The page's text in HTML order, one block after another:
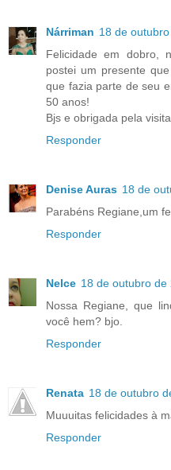
Nárriman 18 de
Felicidade em dobro,
postei um presente
que fazia parte de seu
50 anos!
Bjs e obrigada pela
Responder
Denise Auras 18 de
Parabéns Regiane,um
Responder
Nelce 18 de outubro de
Nossa Regiane, que
você hem? bjo.
Responder
Renata 18 de outubro
Muuuitas felicidades à
Responder